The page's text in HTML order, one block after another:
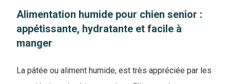
Alimentation humide pour chien senior :
appétissante, hydratante et facile à
manger
La pâtée ou aliment humide, est très appréciée par les